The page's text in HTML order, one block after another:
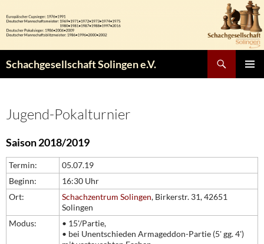
Inhalt
springen
Schachgesellschaft Solingen e.V.
Jugend-Pokalturnier
Saison 2018/2019
Termin:
05.07.19
Beginn:
16:30 Uhr
Ort:
Schachzentrum Solingen, Birkerstr. 31, 42651
Solingen
Modus:
• 15'/Partie,
• bei Unentschieden Armageddon-Partie (5' gg. 4')